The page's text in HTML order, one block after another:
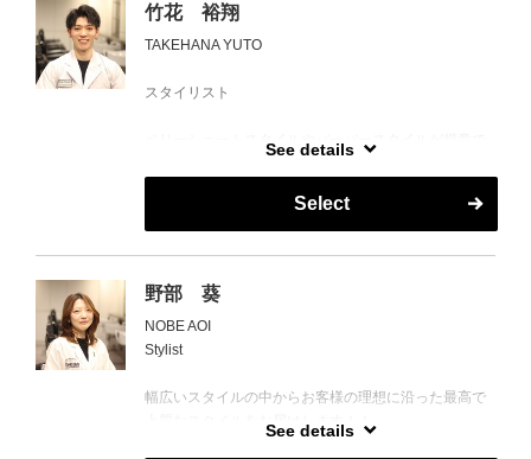
竹花 裕翔
TAKEHANA YUTO
スタイリスト
ベリーショートスタイルやバーバースタイルが得意で
出身：埼玉県
趣味：野球観戦、銭湯、ドライブ、おしゃべり
See details
Select
野部 葵
NOBE AOI
Stylist
幅広いスタイルの中からお客様の理想に沿った最高で
上質なスタイルをお届けします！！
See details